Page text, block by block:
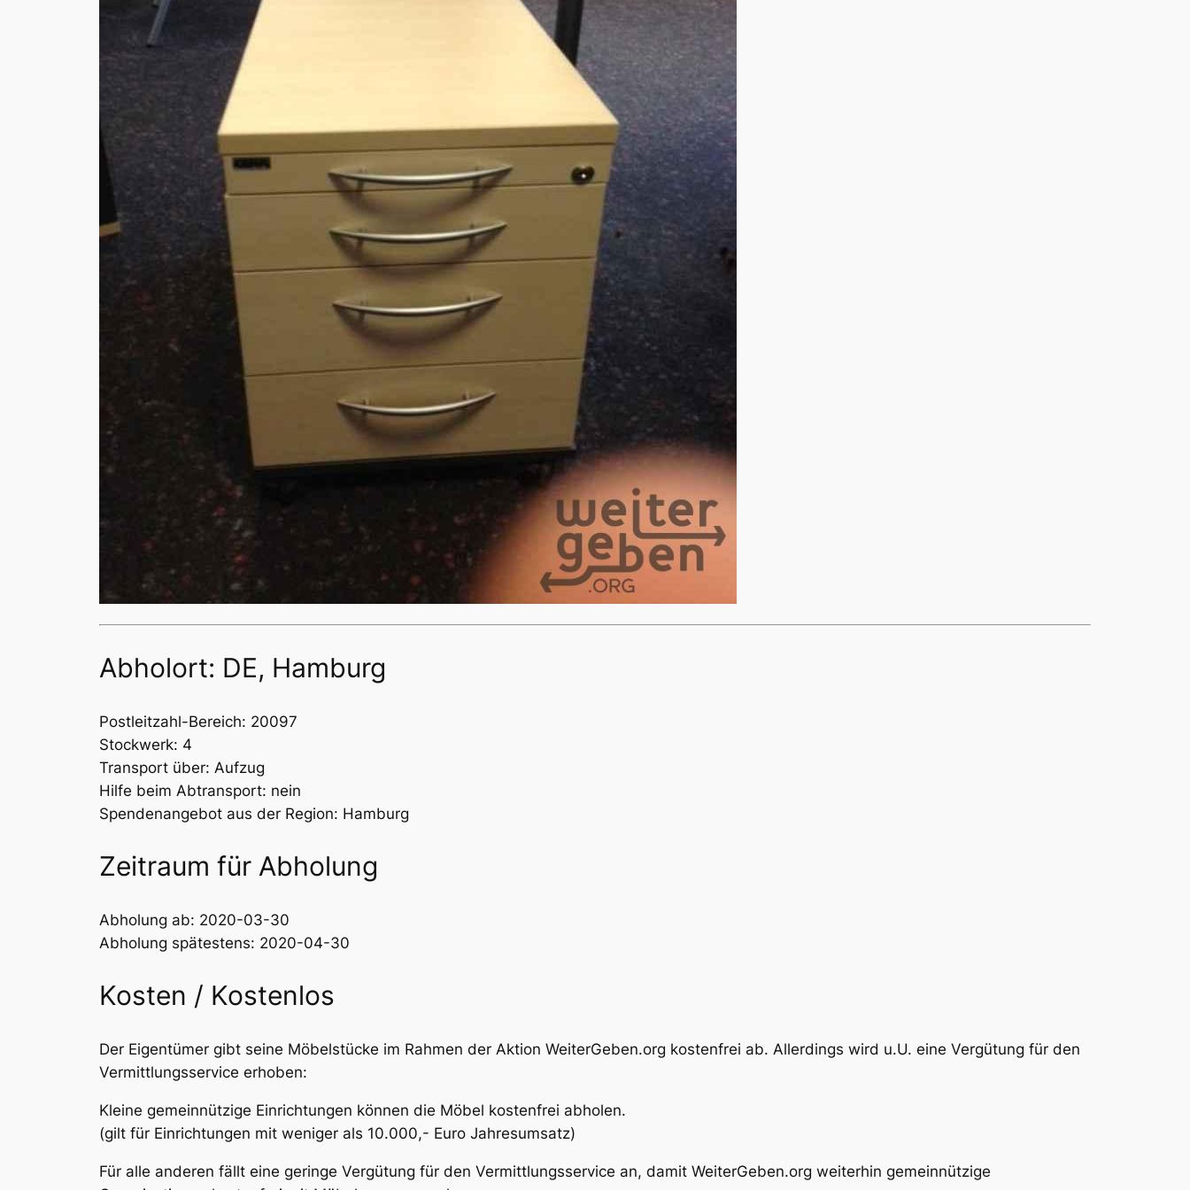
Abholort: DE, Hamburg
Postleitzahl-Bereich: 20097
Stockwerk: 4
Transport über: Aufzug
Hilfe beim Abtransport: nein
Spendenangebot aus der Region: Hamburg
Zeitraum für Abholung
Abholung ab: 2020-03-30
Abholung spätestens: 2020-04-30
Kosten / Kostenlos
Der Eigentümer gibt seine Möbelstücke im Rahmen der Aktion WeiterGeben.org kostenfrei ab. Allerdings wird u.U. eine Vergütung für den
Vermittlungsservice erhoben:
Kleine gemeinnützige Einrichtungen können die Möbel kostenfrei abholen.
(gilt für Einrichtungen mit weniger als 10.000,- Euro Jahresumsatz)
Für alle anderen fällt eine geringe Vergütung für den Vermittlungsservice an, damit WeiterGeben.org weiterhin gemeinnützige